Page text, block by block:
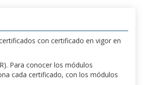
con certificado en vigor en
Para conocer los módulos
cada certificado, con los módulos